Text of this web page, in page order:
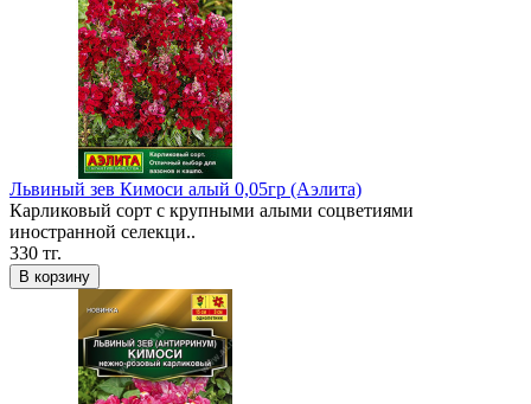
Львиный зев Кимоси алый 0,05гр (Аэлита)
Карликовый сорт с крупными алыми соцветиями
иностранной селекци..
330 тг.
В корзину